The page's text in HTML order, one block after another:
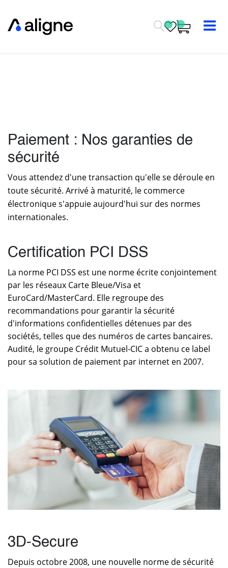
Paiement : Nos garanties de
sécurité
Vous attendez d'une transaction qu'elle se déroule en
toute sécurité. Arrivé à maturité, le commerce
électronique s'appuie aujourd'hui sur des normes
internationales.
Certification PCI DSS
La norme PCI DSS est une norme écrite conjointement
par les réseaux Carte Bleue/Visa et
EuroCard/MasterCard. Elle regroupe des
recommandations pour garantir la sécurité
d'informations confidentielles détenues par des
sociétés, telles que des numéros de cartes bancaires.
Audité, le groupe Crédit Mutuel-CIC a obtenu ce label
pour sa solution de paiement par internet en 2007.
3D-Secure
Depuis octobre 2008, une nouvelle norme de sécurité